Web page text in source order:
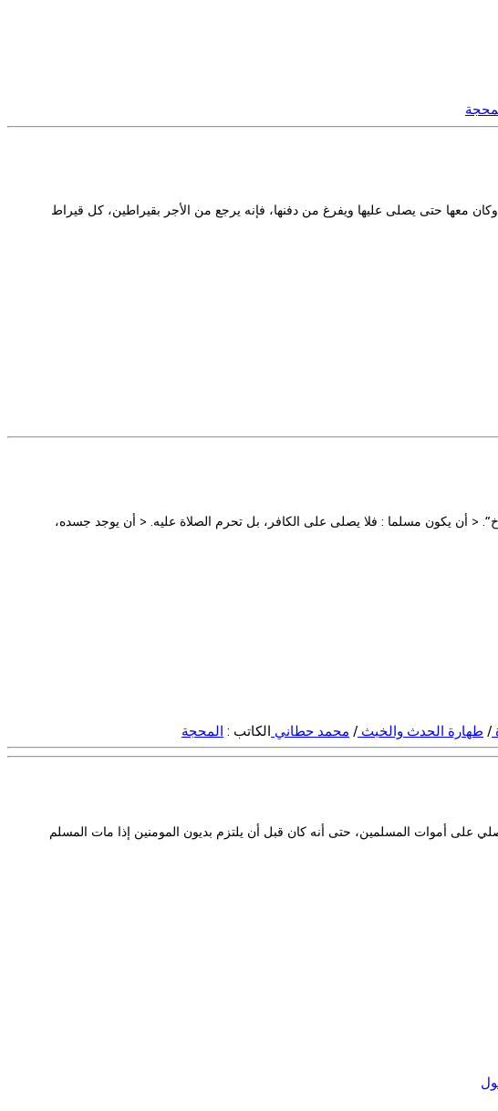
معها حتى يصلى عليها ويفرغ من دفنها، فإنه يرجع من الأجر بقيراطين، كل قيراط
< أن يكون مسلما : فلا يصلى على الكافر، بل تحرم الصلاة عليه. < أن يوجد جسده،
على أموات المسلمين، حتى أنه كان قبل أن يلتزم بديون المومنين إذا مات المسلم
/ طهارة الحدث والخبث / محمد حطاني الكاتب : المحجة